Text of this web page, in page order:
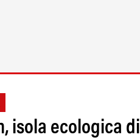
isola ecologica di